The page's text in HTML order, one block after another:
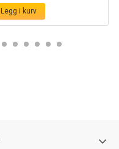
Legg i kurv